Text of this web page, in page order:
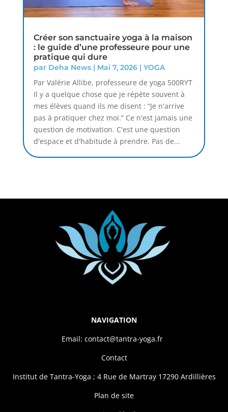
Créer son sanctuaire yoga à la maison
: le guide d’une professeure pour une
pratique qui dure
par Deha News| Mai 7, 2026| YOGA
Par Valérie Allibe, professeure de yoga 500RYT
Il y a quelque chose que je répète souvent à
mes élèves quand ils me disent : “Je n'arrive
pas à pratiquer chez moi.” Ce n'est jamais une
question de motivation. C'est une question
d'espace et d'habitude à prendre. Pas de...
NAVIGATION
Email: contact@tantra-yoga.fr
Contact
Institut de Tantra-Yoga ; 4 Rue de Martray 17290 Ardillières
Plan de site